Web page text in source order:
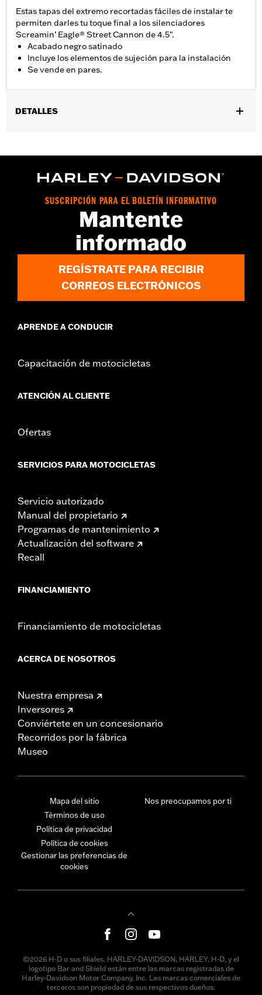
Estas tapas del extremo recortadas fáciles de instalar te
permiten darles tu toque final a los silenciadores
Screamin’ Eagle® Street Cannon de 4.5".
Acabado negro satinado
Incluye los elementos de sujeción para la instalación
Se vende en pares.
DETALLES
de escape High Flow n.° de pieza 64800059, 64800062,
65600329, 65600330, 65600331 y 65600332.
Installation Instructions
false
1 año de garantía limitada – Consulta
d.com/warrantypara más información
SUSCRIPCIÓN PARA EL BOLETÍN INFORMATIVO
Mantente
informado
REGÍSTRATE PARA RECIBIR
CORREOS ELECTRÓNICOS
APRENDE A CONDUCIR
Capacitación de motocicletas
ATENCIÓN AL CLIENTE
Ofertas
SERVICIOS PARA MOTOCICLETAS
Servicio autorizado
Manual del propietario
Programas de mantenimiento
Actualización del software
Recall
FINANCIAMIENTO
Financiamiento de motocicletas
ACERCA DE NOSOTROS
Nuestra empresa
Inversores
Conviértete en un concesionario
Recorridos por la fábrica
Museo
Mapa del sitio
Términos de uso
Política de privacidad
Política de cookies
Gestionar las preferencias de
cookies
Nos preocupamos por ti
©2026 H-D o sus filiales. HARLEY-DAVIDSON, HARLEY, H-D, y el
logotipo Bar and Shield están entre las marcas registradas de
Harley-Davidson Motor Company, Inc. Las marcas comerciales de
terceros son propiedad de sus respectivos dueños.